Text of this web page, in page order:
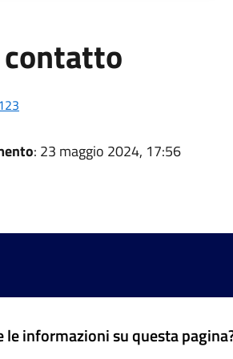
: 23 maggio 2024, 17:56
le informazioni su questa